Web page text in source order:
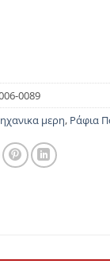
0089
μερη, Ράφια